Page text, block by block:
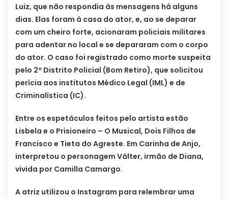
Luiz, que não respondia às mensagens há alguns
dias. Elas foram à casa do ator, e, ao se deparar
com um cheiro forte, acionaram policiais militares
para adentar no local e se depararam com o corpo
do ator. O caso foi registrado como morte suspeita
pelo 2º Distrito Policial (Bom Retiro), que solicitou
perícia aos institutos Médico Legal (IML) e de
Criminalística (IC).
Entre os espetáculos feitos pelo artista estão
Lisbela e o Prisioneiro – O Musical, Dois Filhos de
Francisco e Tieta do Agreste. Em Carinha de Anjo,
interpretou o personagem Válter, irmão de Diana,
vivida por Camilla Camargo.
A atriz utilizou o Instagram para relembrar uma